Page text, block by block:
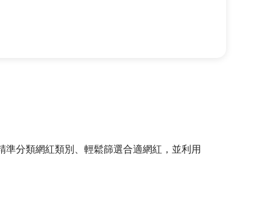
分類網紅類別、輕鬆篩選合適網紅，並利用